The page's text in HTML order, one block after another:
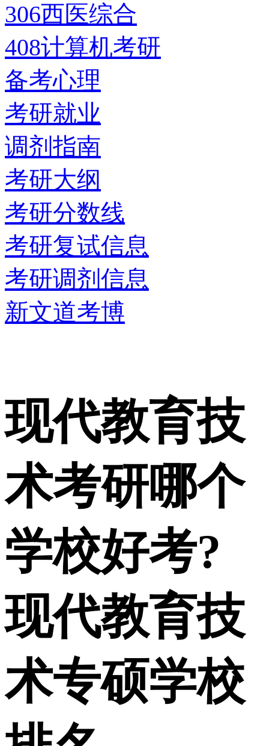
306西医综合
408计算机考研
备考心理
考研就业
调剂指南
考研大纲
考研分数线
考研复试信息
考研调剂信息
新文道考博
现代教育技
术考研哪个
学校好考?
现代教育技
术专硕学校